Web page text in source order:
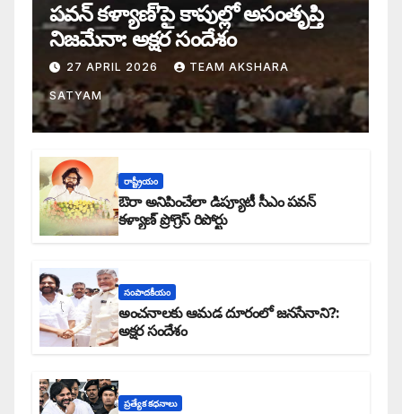
పవన్ కళ్యాణ్’పై కాపుల్లో అసంతృప్తి
నిజమేనా: అక్షర సందేశం
27 APRIL 2026 TEAM AKSHARA
SATYAM
రాష్ట్రీయం
ఔరా అనిపించేలా డిప్యూటీ సీఎం పవన్
కళ్యాణ్ ప్రోగ్రెస్ రిపోర్టు
సంపాదకీయం
అంచనాలకు ఆమడ దూరంలో జనసేనాని?:
అక్షర సందేశం
ప్రత్యేక కధనాలు